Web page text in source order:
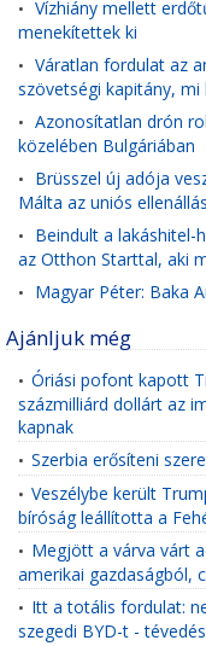
• Vízhiány mellett
menekítettek ki
• Váratlan fordulat az
szövetségi kapitány, mi
• Azonosítatlan drón
közelében Bulgáriában
• Brüsszel új adója
Málta az uniós
• Beindult a
az Otthon Starttal, aki
• Magyar Péter: Baka
Ajánljuk még
• Óriási pofont kapott
százmilliárd dollárt az
kapnak
• Szerbia erősíteni
• Veszélybe került
bíróság leállította a
• Megjött a várva várt
amerikai gazdaságból,
• Itt a totális fordulat:
szegedi BYD-t -